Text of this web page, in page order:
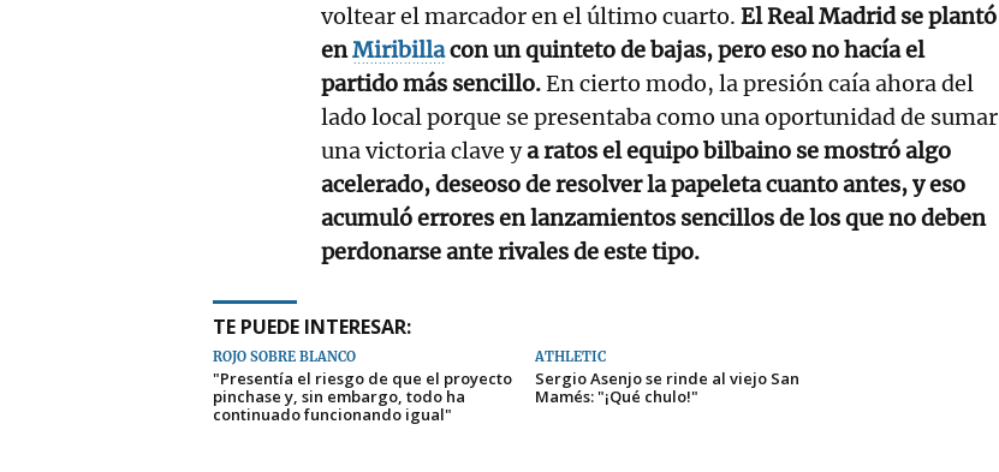
voltear el marcador en el último cuarto. El Real Madrid se plantó
enMiribillacon un quinteto de bajas, pero eso no hacía el
partido más sencillo.En cierto modo, la presión caía ahora del
lado local porque se presentaba como una oportunidad de sumar
una victoria clave ya ratos el equipo bilbaino se mostró algo
acelerado, deseoso de resolver la papeleta cuanto antes, y eso
acumuló errores en lanzamientos sencillos de los que no deben
perdonarse ante rivales de este tipo.
TE PUEDE INTERESAR:
ROJO SOBRE BLANCO
"Presentía el riesgo de que el proyecto
pinchase y, sin embargo, todo ha
continuado funcionando igual"
ATHLETIC
Sergio Asenjo se rinde al viejo San
Mamés: "¡Qué chulo!"